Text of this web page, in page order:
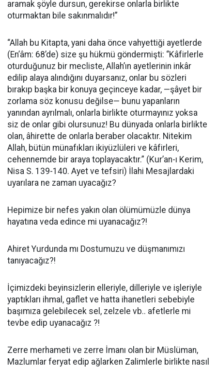
aramak şöyle dursun, gerekirse onlarla birlikte
oturmaktan bile sakınmalıdır!”
“Allah bu Kitapta, yani daha önce vahyettiği ayetlerde
(En’âm: 68’de) size şu hükmü göndermişti: ‘’Kâfirlerle
oturduğunuz bir mecliste, Allah’ın ayetlerinin inkâr
edilip alaya alındığını duyarsanız, onlar bu sözleri
bırakıp başka bir konuya geçinceye kadar, —şâyet bir
zorlama söz konusu değilse— bunu yapanların
yanından ayrılmalı, onlarla birlikte oturmayınız yoksa
siz de onlar gibi olursunuz! Bu dünyada onlarla birlikte
olan, âhirette de onlarla beraber olacaktır. Nitekim
Allah, bütün münafıkları ikiyüzlüleri ve kâfirleri,
cehennemde bir araya toplayacaktır.” (Kur’an-ı Kerim,
Nisa S. 139-140. Ayet ve tefsiri) İlahi Mesajlardaki
uyarılara ne zaman uyacağız?
Hepimize bir nefes yakın olan ölümümüzle dünya
hayatına veda edince mi uyanacağız?!
Ahiret Yurdunda mı Dostumuzu ve düşmanımızı
tanıyacağız?!
İçimizdeki beyinsizlerin elleriyle, dilleriyle ve işleriyle
yaptıkları ihmal, gaflet ve hatta ihanetleri sebebiyle
başımıza gelebilecek sel, zelzele vb.. afetlerle mi
tevbe edip uyanacağız ?!
Zerre merhameti ve zerre İmanı olan bir Müslüman,
Mazlumlar feryat edip ağlarken Zalimlerle birlikte nasıl